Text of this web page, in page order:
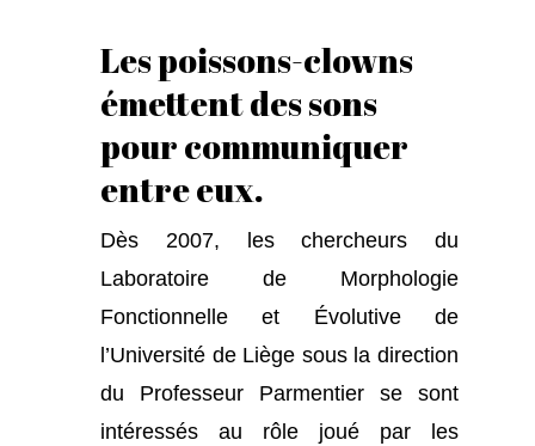
Les poissons-clowns
émettent des sons
pour communiquer
entre eux.
Dès 2007, les chercheurs du
Laboratoire de Morphologie
Fonctionnelle et Évolutive de
l’Université de Liège sous la direction
du Professeur Parmentier se sont
intéressés au rôle joué par les